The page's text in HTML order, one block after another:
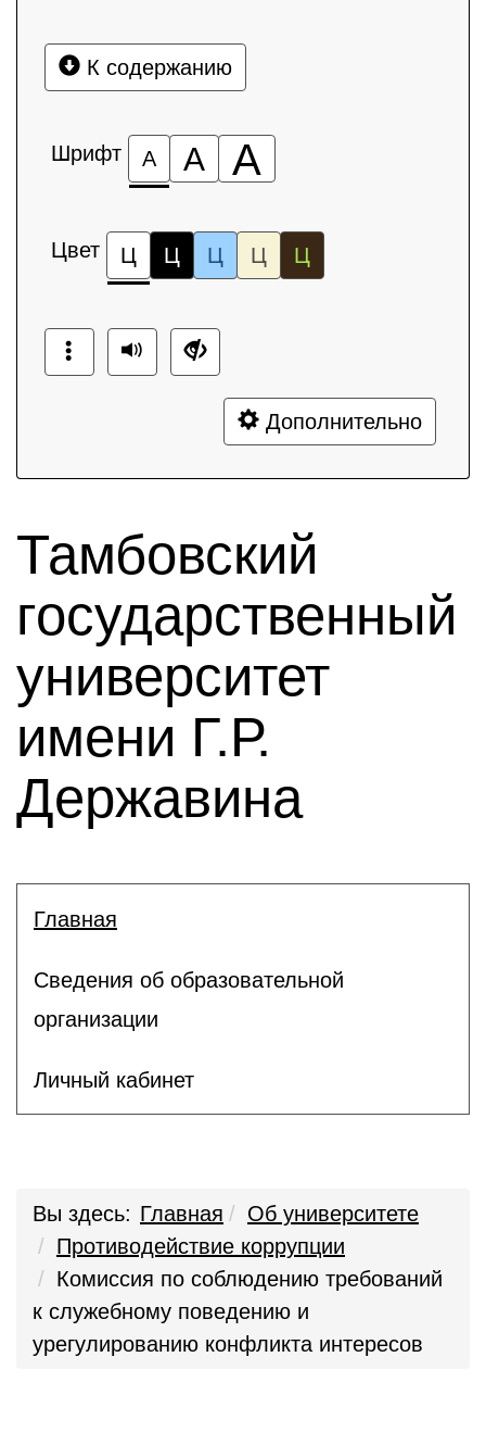
К содержанию
Шрифт А А А
Цвет Ц Ц Ц Ц Ц
Дополнительно
Тамбовский
государственный
университет
имени Г.Р.
Державина
Главная
Сведения об образовательной
организации
Личный кабинет
Вы здесь: Главная
Об университете
Противодействие коррупции
Комиссия по соблюдению требований
к служебному поведению и
урегулированию конфликта интересов